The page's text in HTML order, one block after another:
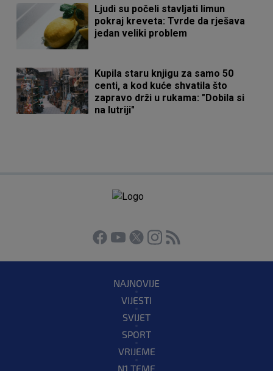
Ljudi su počeli stavljati limun
pokraj kreveta: Tvrde da rješava
jedan veliki problem
Kupila staru knjigu za samo 50
centi, a kod kuće shvatila što
zapravo drži u rukama: "Dobila si
na lutriji"
NAJNOVIJE
VIJESTI
SVIJET
SPORT
VRIJEME
N1 TEME